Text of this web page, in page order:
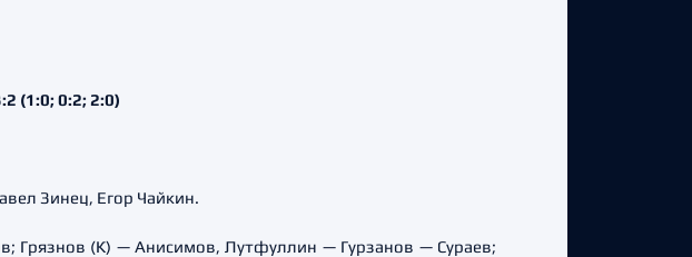
(1:0; 0:2; 2:0)
Зинец, Егор Чайкин.
(К) — Анисимов, Лутфуллин — Гурзанов — Сураев;